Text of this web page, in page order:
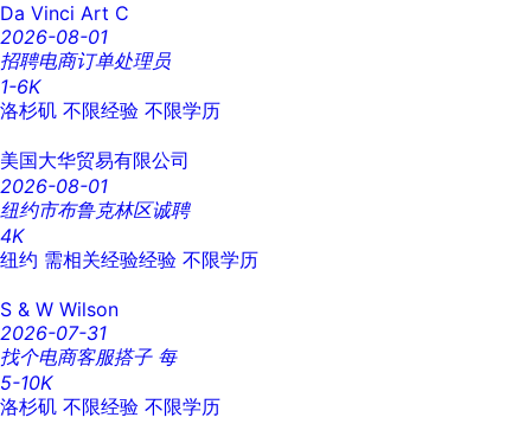
Da Vinci Art C
2026-08-01
招聘电商订单处理员
1-6K
洛杉矶 不限经验 不限学历
美国大华贸易有限公司
2026-08-01
纽约市布鲁克林区诚聘
4K
纽约 需相关经验经验 不限学历
S & W Wilson
2026-07-31
找个电商客服搭子 每
5-10K
洛杉矶 不限经验 不限学历